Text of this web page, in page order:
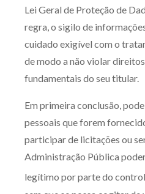
Lei Geral de Proteção de
regra, o sigilo de
cuidado exigível com o
de modo a não violar
fundamentais do seu titular.
Em primeira conclusão,
pessoais que forem
participar de licitações ou
Administração Pública
legítimo por parte do